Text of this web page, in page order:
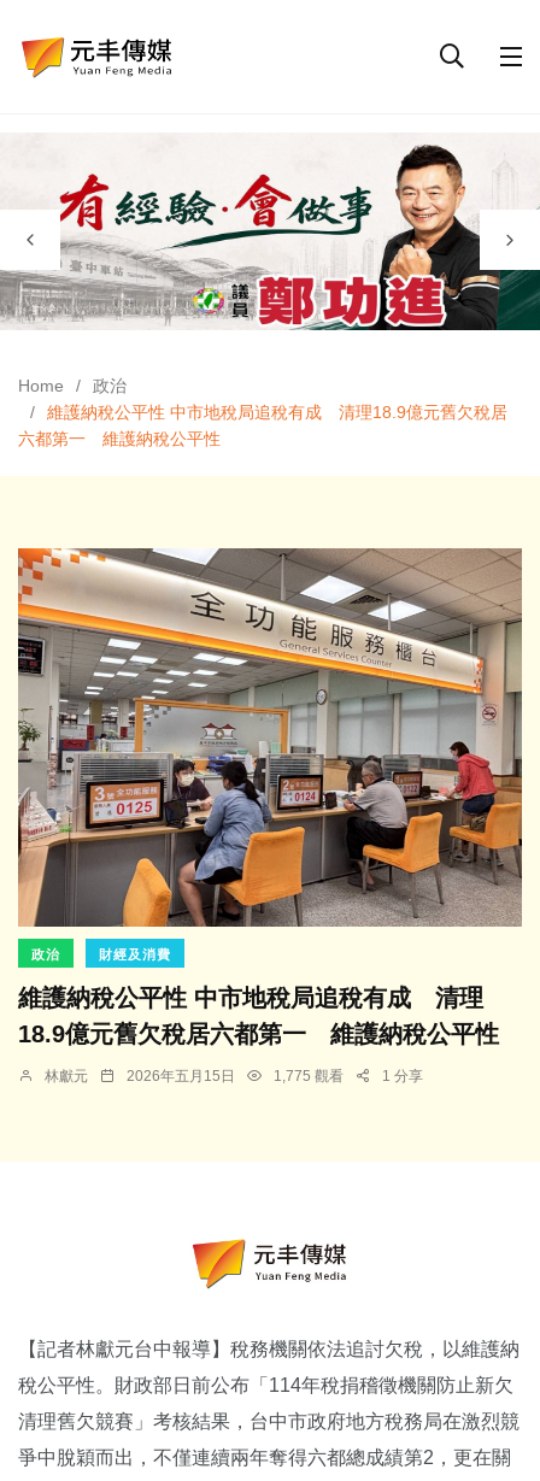
Home
政治
維護納稅公平性 中市地稅局追稅有成 清理18.9億元舊欠稅居
六都第一 維護納稅公平性
政治 財經及消費
維護納稅公平性 中市地稅局追稅有成 清理
18.9億元舊欠稅居六都第一 維護納稅公平性
林獻元 2026年五月15日 1,775 觀看 1 分享
【記者林獻元台中報導】稅務機關依法追討欠稅，以維護納
稅公平性。財政部日前公布「114年稅捐稽徵機關防止新欠
清理舊欠競賽」考核結果，台中市政府地方稅務局在激烈競
爭中脫穎而出，不僅連續兩年奪得六都總成績第2，更在關